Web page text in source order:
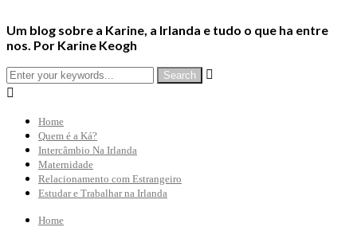
Um blog sobre a Karine, a Irlanda e tudo o que ha entre
nos. Por Karine Keogh


Home
Quem é a Ká?
Intercâmbio Na Irlanda
Maternidade
Relacionamento com Estrangeiro
Estudar e Trabalhar na Irlanda
Home